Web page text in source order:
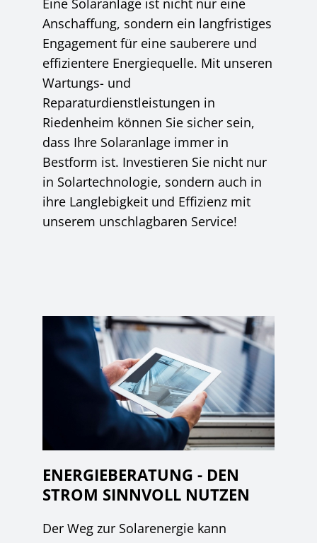
Eine Solaranlage ist nicht nur eine
Anschaffung, sondern ein langfristiges
Engagement für eine sauberere und
effizientere Energiequelle. Mit unseren
Wartungs- und
Reparaturdienstleistungen in
Riedenheim können Sie sicher sein,
dass Ihre Solaranlage immer in
Bestform ist. Investieren Sie nicht nur
in Solartechnologie, sondern auch in
ihre Langlebigkeit und Effizienz mit
unserem unschlagbaren Service!
ENERGIEBERATUNG - DEN
STROM SINNVOLL NUTZEN
Der Weg zur Solarenergie kann